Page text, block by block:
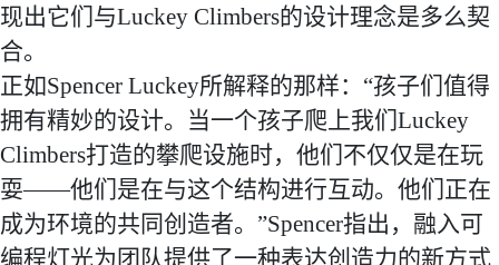
现出它们与Luckey Climbers的设计理念是多么契
合。
正如Spencer Luckey所解释的那样：“孩子们值得
拥有精妙的设计。当一个孩子爬上我们Luckey
Climbers打造的攀爬设施时，他们不仅仅是在玩
耍——他们是在与这个结构进行互动。他们正在
成为环境的共同创造者。”Spencer指出，融入可
编程灯光为团队提供了一种表达创造力的新方式